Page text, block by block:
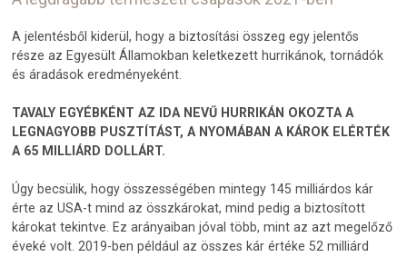
A jelentésből kiderül, hogy a biztosítási összeg egy jelentős
része az Egyesült Államokban keletkezett hurrikánok, tornádók
és áradások eredményeként.
TAVALY EGYÉBKÉNT AZ IDA NEVŰ HURRIKÁN OKOZTA A
LEGNAGYOBB PUSZTÍTÁST, A NYOMÁBAN A KÁROK ELÉRTÉK
A 65 MILLIÁRD DOLLÁRT.
Úgy becsülik, hogy összességében mintegy 145 milliárdos kár
érte az USA-t mind az összkárokat, mind pedig a biztosított
károkat tekintve. Ez arányaiban jóval több, mint az azt megelőző
éveké volt. 2019-ben például az összes kár értéke 52 milliárd